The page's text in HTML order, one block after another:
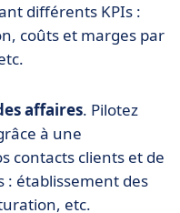
différents KPIs :
coûts et marges par
affaires. Pilotez
à une
contacts clients et de
: établissement des
etc.